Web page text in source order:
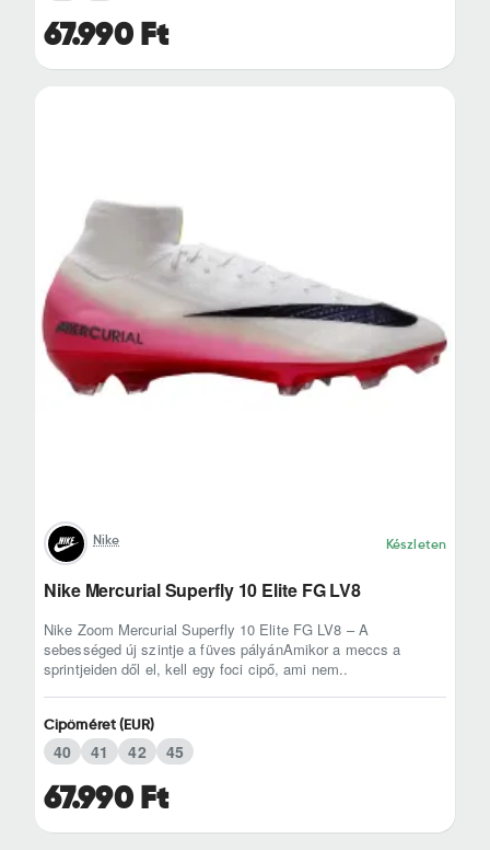
67.990 Ft
Nike Készleten
Nike Mercurial Superfly 10 Elite FG LV8
Nike Zoom Mercurial Superfly 10 Elite FG LV8 – A
sebességed új szintje a füves pályánAmikor a meccs a
sprintjeiden dől el, kell egy foci cipő, ami nem..
67.990 Ft
Cipőméret (EUR)
40 41 42 45